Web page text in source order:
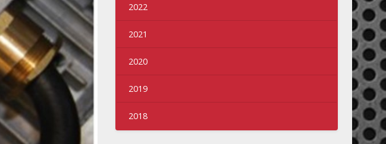
2022
2021
2020
2019
2018